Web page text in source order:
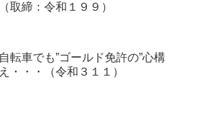
（取締：令和１９９）
自転車でも”ゴールド免許の”心構
え・・・（令和３１１）